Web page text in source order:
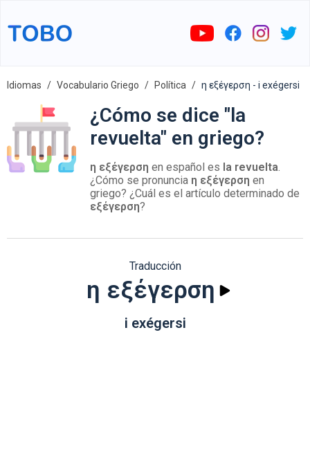
Idiomas Vocabulario Griego Política η εξέγερση - i exégersi
¿Cómo se dice "la
revuelta" en griego?
η εξέγερση en español es la revuelta.
¿Cómo se pronuncia η εξέγερση en
griego? ¿Cuál es el artículo determinado de
εξέγερση?
Traducción
η εξέγερση
i exégersi